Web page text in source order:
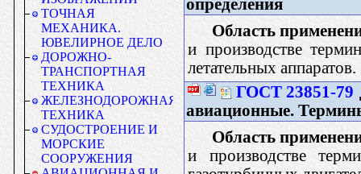
ТОЧНАЯ
МЕХАНИКА.
ЮВЕЛИРНОЕ ДЕЛО
ДОРОЖНО-
ТРАНСПОРТНАЯ
ТЕХНИКА
ЖЕЛЕЗНОДОРОЖНАЯ
ТЕХНИКА
СУДОСТРОЕНИЕ И
МОРСКИЕ
СООРУЖЕНИЯ
определения
Область
и производстве
летательных аппаратов.
ГОСТ 23851-79
авиационные.
Область
и производстве